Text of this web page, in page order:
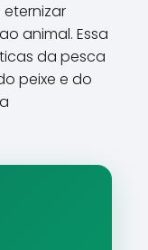
animal. Essa
da pesca
peixe e do